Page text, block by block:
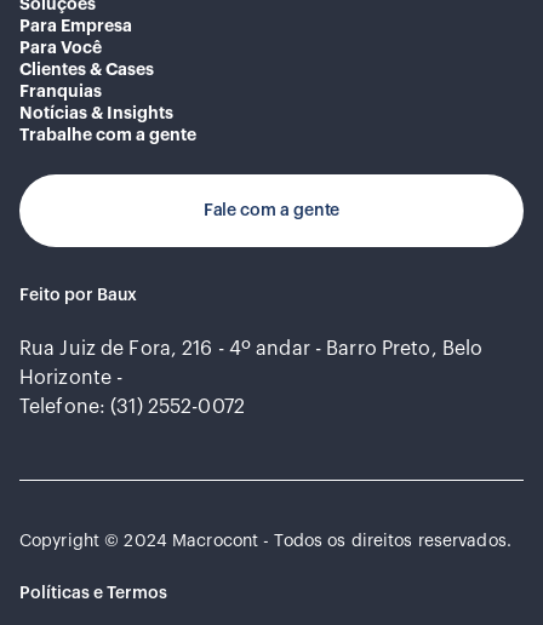
Soluções
Para Empresa
Para Você
Clientes & Cases
Franquias
Notícias & Insights
Trabalhe com a gente
Fale com a gente
Feito por Baux
Rua Juiz de Fora, 216 - 4º andar - Barro Preto, Belo
Horizonte -
Telefone: (31) 2552-0072
Copyright © 2024 Macrocont - Todos os direitos reservados.
Políticas e Termos